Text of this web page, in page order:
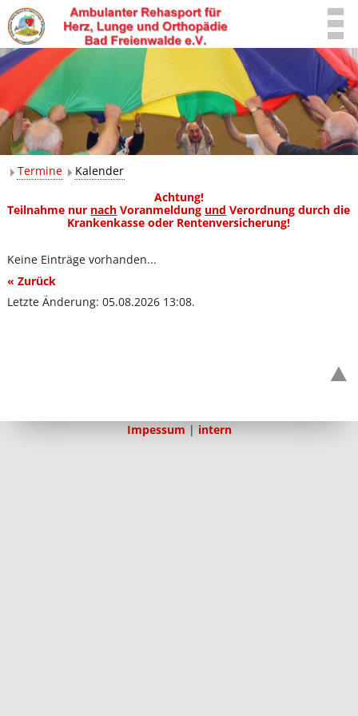
Termine
Kalender
Achtung!
Teilnahme nur nach Voranmeldung und Verordnung durch die
Krankenkasse oder Rentenversicherung!
Keine Einträge vorhanden...
« Zurück
Letzte Änderung: 05.08.2026 13:08.
Impessum | intern